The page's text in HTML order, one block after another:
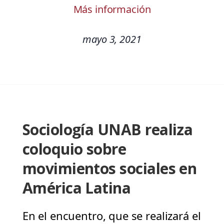
Más información
mayo 3, 2021
Sociología UNAB realiza
coloquio sobre
movimientos sociales en
América Latina
En el encuentro, que se realizará el